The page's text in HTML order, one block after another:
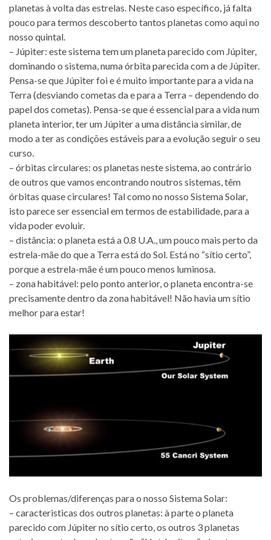
planetas à volta das estrelas. Neste caso específico, já falta
pouco para termos descoberto tantos planetas como aqui no
nosso quintal.
– Júpiter: este sistema tem um planeta parecido com Júpiter,
dominando o sistema, numa órbita parecida com a de Júpiter.
Pensa-se que Júpiter foi e é muito importante para a vida na
Terra (desviando cometas da e para a Terra – dependendo do
papel dos cometas). Pensa-se que é essencial para a vida num
planeta interior, ter um Júpiter a uma distância similar, de
modo a ter as condições estáveis para a evolução seguir o seu
curso.
– órbitas circulares: os planetas neste sistema, ao contrário
de outros que vamos encontrando noutros sistemas, têm
órbitas quase circulares! Tal como no nosso Sistema Solar,
isto parece ser essencial em termos de estabilidade, para a
vida poder evoluir.
– distância: o planeta está a 0.8 U.A., um pouco mais perto da
estrela-mãe do que a Terra está do Sol. Está no “sítio certo”,
porque a estrela-mãe é um pouco menos luminosa.
– zona habitável: pelo ponto anterior, o planeta encontra-se
precisamente dentro da zona habitável! Não havia um sítio
melhor para estar!
Os problemas/diferenças para o nosso Sistema Solar:
– caracteristicas dos outros planetas: à parte o planeta
parecido com Júpiter no sítio certo, os outros 3 planetas